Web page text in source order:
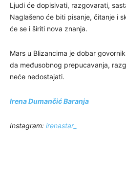
Ljudi će dopisivati, razgovarati,
Naglašeno će biti pisanje, čitanje i
će se i širiti nova znanja.
Mars u Blizancima je dobar
da međusobnog prepucavanja,
neće nedostajati.
Irena Dumančić Baranja
Instagram: irenastar_